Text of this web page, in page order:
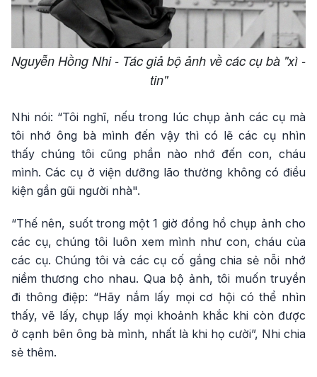
Nguyễn Hồng Nhi - Tác giả bộ ảnh về các cụ bà "xì -
tin"
Nhi nói: “Tôi nghĩ, nếu trong lúc chụp ảnh các cụ mà
tôi nhớ ông bà mình đến vậy thì có lẽ các cụ nhìn
thấy chúng tôi cũng phần nào nhớ đến con, cháu
mình. Các cụ ở viện dưỡng lão thường không có điều
kiện gần gũi người nhà".
“Thế nên, suốt trong một 1 giờ đồng hồ chụp ảnh cho
các cụ, chúng tôi luôn xem mình như con, cháu của
các cụ. Chúng tôi và các cụ cố gắng chia sẻ nỗi nhớ
niềm thương cho nhau. Qua bộ ảnh, tôi muốn truyền
đi thông điệp: “Hãy nắm lấy mọi cơ hội có thể nhìn
thấy, vẽ lấy, chụp lấy mọi khoảnh khắc khi còn được
ở cạnh bên ông bà mình, nhất là khi họ cười”, Nhi chia
sẻ thêm.